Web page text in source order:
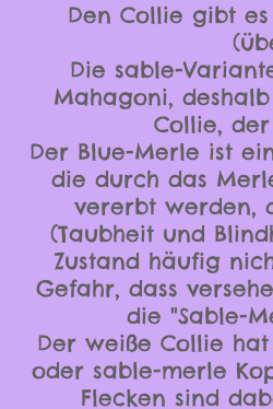
Den Collie gibt
Die sable-
Mahagoni,
Collie,
Der Blue-Merle ist
die durch das
vererbt werden,
(Taubheit und
Zustand häufig
Gefahr, dass
die "Sable-
Der weiße Collie
oder sable-merle
Flecken sind